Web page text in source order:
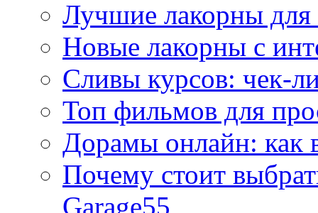
Лучшие лакорны для
Новые лакорны с
Сливы курсов: чек-
Топ фильмов для
Дорамы онлайн: как
Почему стоит
Garage55